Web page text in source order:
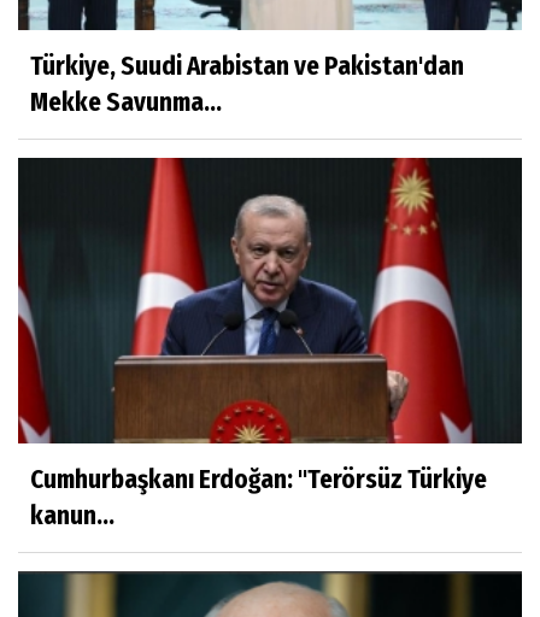
Türkiye, Suudi Arabistan ve Pakistan'dan
Mekke Savunma...
Cumhurbaşkanı Erdoğan: ''Terörsüz Türkiye
kanun...